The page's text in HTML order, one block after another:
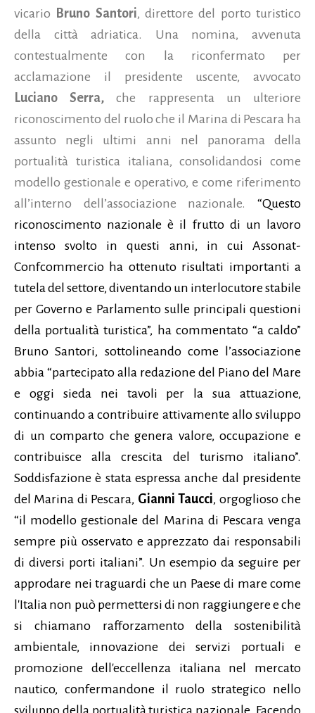
vicario Bruno Santori, direttore del porto turistico
della città adriatica. Una nomina, avvenuta
contestualmente con la riconfermato per
acclamazione il presidente uscente, avvocato
Luciano Serra,che rappresenta un ulteriore
riconoscimento del ruolo che il Marina di Pescara ha
assunto negli ultimi anni nel panorama della
portualità turistica italiana, consolidandosi come
modello gestionale e operativo, e come riferimento
all’interno dell’associazione nazionale. “Questo
riconoscimento nazionale è il frutto di un lavoro
intenso svolto in questi anni, in cui Assonat-
Confcommercio ha ottenuto risultati importanti a
tutela del settore, diventando un interlocutore stabile
per Governo e Parlamento sulle principali questioni
della portualità turistica”, ha commentato “a caldo”
Bruno Santori, sottolineando come l’associazione
abbia “partecipato alla redazione del Piano del Mare
e oggi sieda nei tavoli per la sua attuazione,
continuando a contribuire attivamente allo sviluppo
di un comparto che genera valore, occupazione e
contribuisce alla crescita del turismo italiano”.
Soddisfazione è stata espressa anche dal presidente
del Marina di Pescara, Gianni Taucci, orgoglioso che
“il modello gestionale del Marina di Pescara venga
sempre più osservato e apprezzato dai responsabili
di diversi porti italiani”. Un esempio da seguire per
approdare nei traguardi che un Paese di mare come
l'Italia non può permettersi di non raggiungere e che
si chiamano rafforzamento della sostenibilità
ambientale, innovazione dei servizi portuali e
promozione dell'eccellenza italiana nel mercato
nautico, confermandone il ruolo strategico nello
sviluppo della portualità turistica nazionale. Facendo